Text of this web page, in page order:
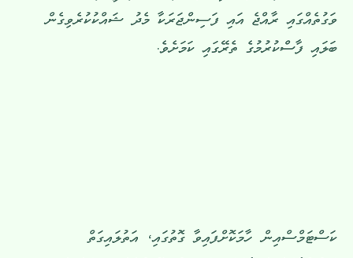
ވަގުތެއްގައި ރާއްޖެ އައި ފަސިންޖަރަކާ މެދު ޝައްކުކުރެވިގެން
ބަލައި ފާސްކުރުމުގެ ތެރޭގައި ކަމަށެވެ.
ކަސްޓަމްސްއިން ހާމަކޮށްފައިވާ ގޮތުގައި، އަތުލައިގަތް